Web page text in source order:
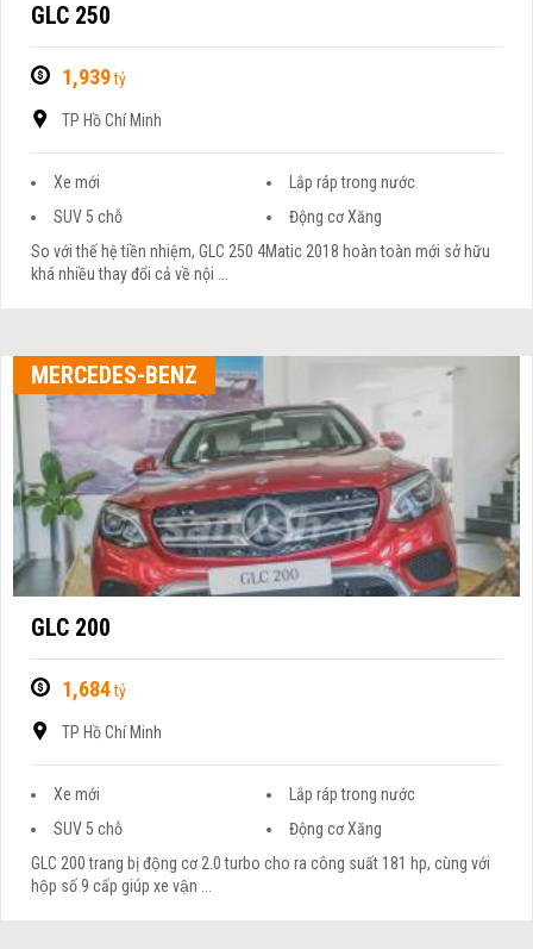
GLC 250
1,939tỷ
TP Hồ Chí Minh
Xe mới
Lắp ráp trong nước
SUV 5 chỗ
Động cơ Xăng
So với thế hệ tiền nhiệm, GLC 250 4Matic 2018 hoàn toàn mới sở hữu
khá nhiều thay đổi cả về nội ...
MERCEDES-BENZ
GLC 200
1,684tỷ
TP Hồ Chí Minh
Xe mới
Lắp ráp trong nước
SUV 5 chỗ
Động cơ Xăng
GLC 200 trang bị động cơ 2.0 turbo cho ra công suất 181 hp, cùng với
hộp số 9 cấp giúp xe vận ...